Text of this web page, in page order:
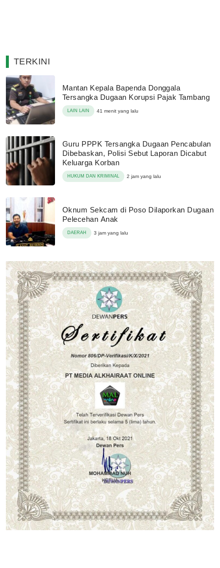
TERKINI
Mantan Kepala Bapenda Donggala
Tersangka Dugaan Korupsi Pajak Tambang
LAIN LAIN 41 menit yang lalu
Guru PPPK Tersangka Dugaan Pencabulan
Dibebaskan, Polisi Sebut Laporan Dicabut
Keluarga Korban
HUKUM DAN KRIMINAL 2 jam yang lalu
Oknum Sekcam di Poso Dilaporkan Dugaan
Pelecehan Anak
DAERAH 3 jam yang lalu